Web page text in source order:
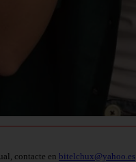
contacte en bitelchux@yahoo.es